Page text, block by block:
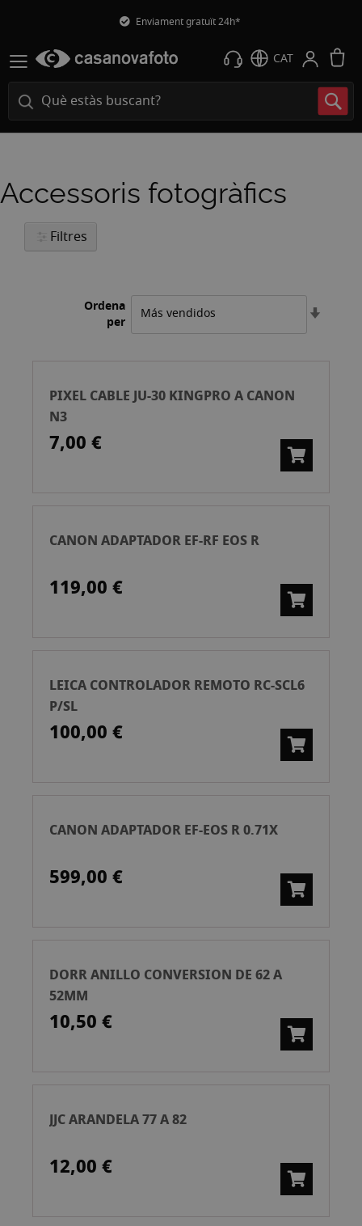
Enviament gratuït 24h*
CAT
Accessoris fotogràfics
Filtres
Ordena
per
PIXEL CABLE JU-30 KINGPRO A CANON
N3
7,00 €
CANON ADAPTADOR EF-RF EOS R
119,00 €
LEICA CONTROLADOR REMOTO RC-SCL6
P/SL
100,00 €
CANON ADAPTADOR EF-EOS R 0.71X
599,00 €
DORR ANILLO CONVERSION DE 62 A
52MM
10,50 €
JJC ARANDELA 77 A 82
12,00 €